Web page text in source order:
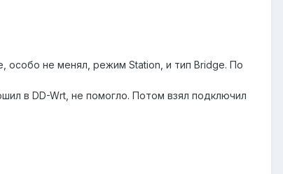
особо не менял, режим Station, и тип Bridge. По
в DD-Wrt, не помогло. Потом взял подключил